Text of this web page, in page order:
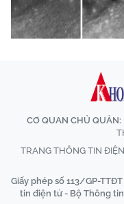
CƠ QUAN CHỦ QUẢN:
TRANG THÔNG TIN
Giấy phép số 113/GP-
tin điện tử - Bộ Thông